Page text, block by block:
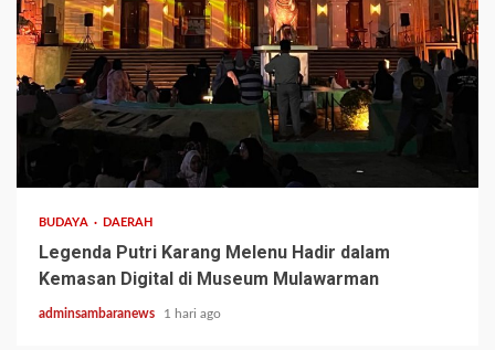
BUDAYA DAERAH
Legenda Putri Karang Melenu Hadir dalam
Kemasan Digital di Museum Mulawarman
adminsambaranews 1 hari ago